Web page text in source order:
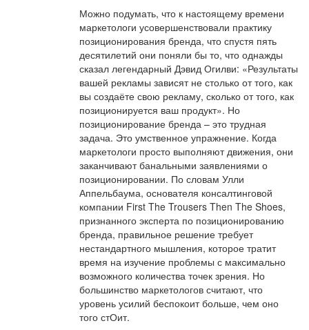
Можно подумать, что к настоящему времени
маркетологи усовершенствовали практику
позиционирования бренда, что спустя пять
десятилетий они поняли бы то, что однажды
сказал легендарный Дэвид Огилви: «Результаты
вашей рекламы зависят не столько от того, как
вы создаёте свою рекламу, сколько от того, как
позиционируется ваш продукт». Но
позиционирование бренда – это трудная
задача. Это умственное упражнение. Когда
маркетологи просто выполняют движения, они
заканчивают банальными заявлениями о
позиционировании. По словам Улли
Аппельбаума, основателя консалтинговой
компании First The Trousers Then The Shoes,
признанного эксперта по позиционированию
бренда, правильное решение требует
нестандартного мышления, которое тратит
время на изучение проблемы с максимально
возможного количества точек зрения. Но
большинство маркетологов считают, что
уровень усилий беспокоит больше, чем оно
того стОит.